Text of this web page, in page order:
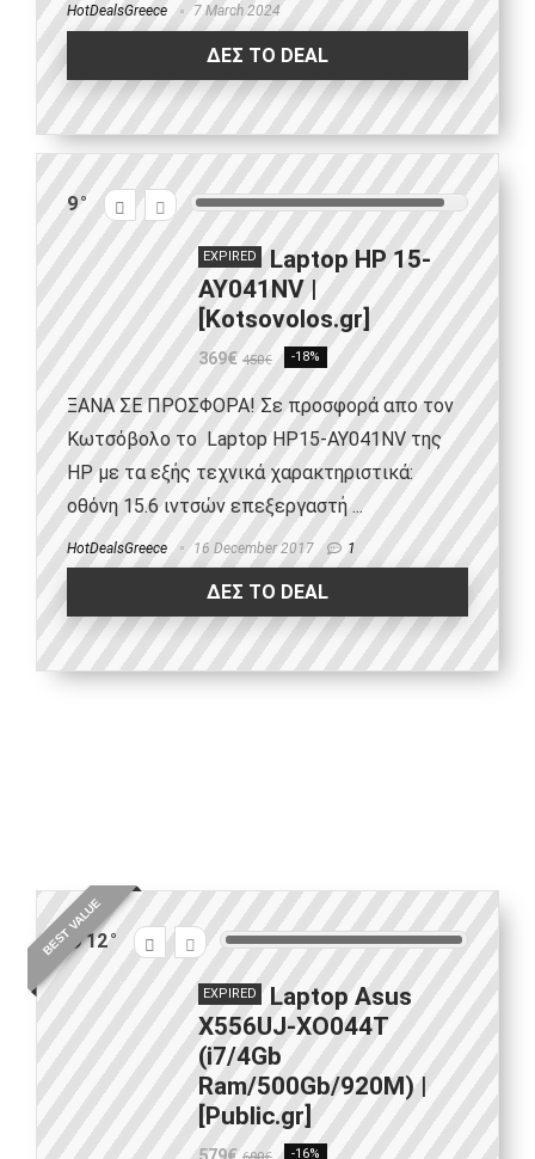
HotDealsGreece 7 March 2024
ΔΕΣ ΤΟ DEAL
9
EXPIRED
Laptop HP 15-
AY041NV |
[Kotsovolos.gr]
369€ 450€ -18%
ΞΑΝΑ ΣΕ ΠΡΟΣΦΟΡΑ! Σε προσφορά απο τον
Κωτσόβολο το Laptop HP15-AY041NV της
HP με τα εξής τεχνικά χαρακτηριστικά:
οθόνη 15.6 ιντσών επεξεργαστή ...
HotDealsGreece 16 December 2017 1
ΔΕΣ ΤΟ DEAL
BEST VALUE
12
EXPIRED
Laptop Asus
X556UJ-XO044T
(i7/4Gb
Ram/500Gb/920M) |
[Public.gr]
-16%